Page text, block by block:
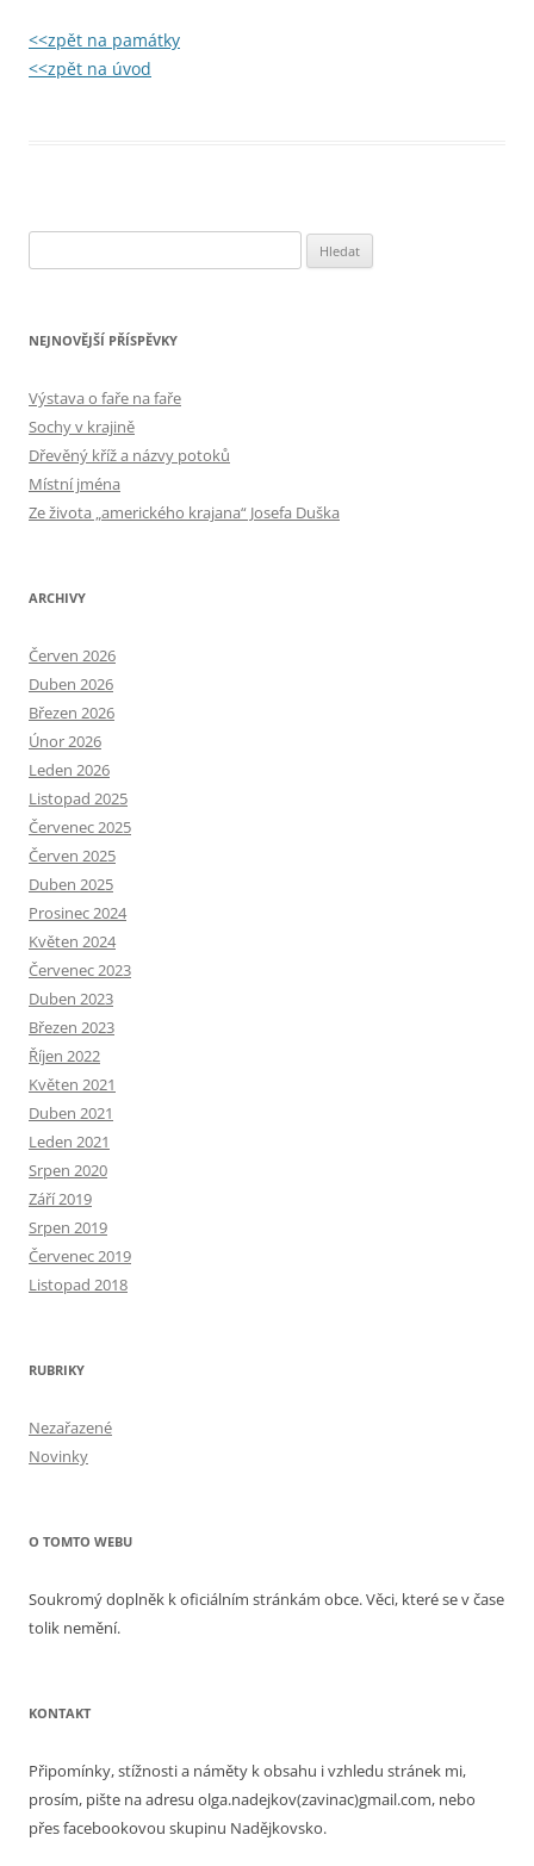
<<zpět na památky
<<zpět na úvod
NEJNOVĚJŠÍ PŘÍSPĚVKY
Výstava o faře na faře
Sochy v krajině
Dřevěný kříž a názvy potoků
Místní jména
Ze života „amerického krajana“ Josefa Duška
ARCHIVY
Červen 2026
Duben 2026
Březen 2026
Únor 2026
Leden 2026
Listopad 2025
Červenec 2025
Červen 2025
Duben 2025
Prosinec 2024
Květen 2024
Červenec 2023
Duben 2023
Březen 2023
Říjen 2022
Květen 2021
Duben 2021
Leden 2021
Srpen 2020
Září 2019
Srpen 2019
Červenec 2019
Listopad 2018
RUBRIKY
Nezařazené
Novinky
O TOMTO WEBU
Soukromý doplněk k oficiálním stránkám obce. Věci, které se v čase
tolik nemění.
KONTAKT
Připomínky, stížnosti a náměty k obsahu i vzhledu stránek mi,
prosím, pište na adresu olga.nadejkov(zavinac)gmail.com, nebo
přes facebookovou skupinu Nadějkovsko.